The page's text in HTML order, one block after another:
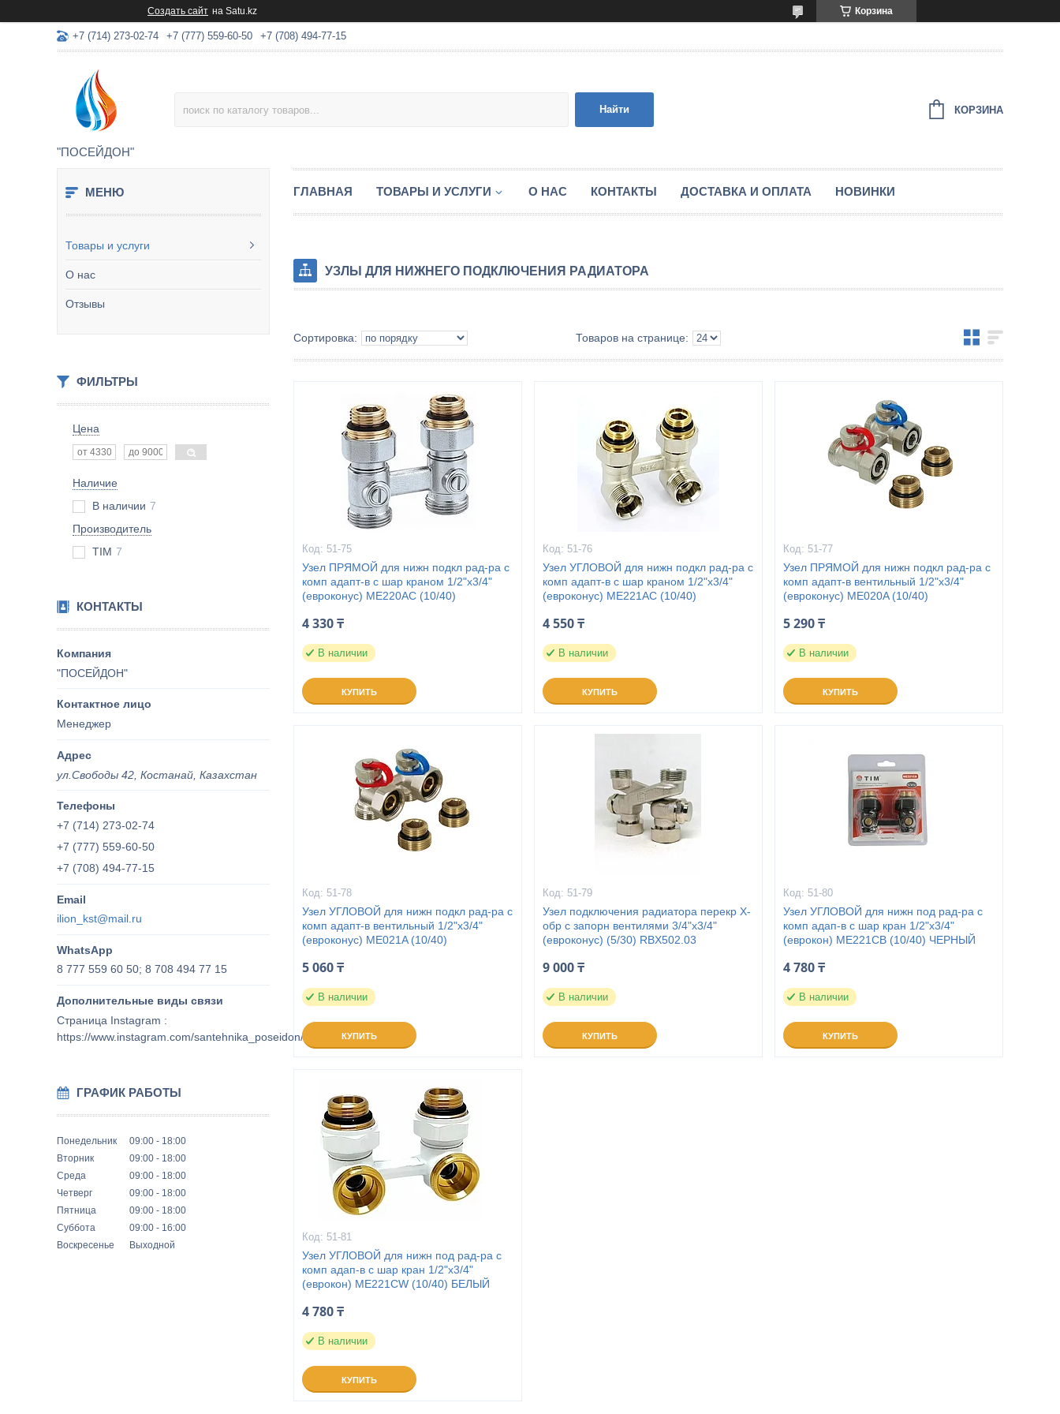
Создать сайт на Satu.kz Корзина
+7 (714) 273-02-74 +7 (777) 559-60-50 +7 (708) 494-77-15
"ПОСЕЙДОН"
Найти КОРЗИНА
Товары и услуги
О нас
Отзывы
ФИЛЬТРЫ
Цена
Наличие
В наличии 7
Производитель
TIM 7
КОНТАКТЫ
"ПОСЕЙДОН"
Менеджер
ул.Свободы 42, Костанай, Казахстан
+7 (714) 273-02-74
+7 (777) 559-60-50
+7 (708) 494-77-15
ilion_kst@mail.ru
8 777 559 60 50; 8 708 494 77 15
Страница Instagram
https://www.instagram.com/santehnika_poseidon/
ГРАФИК РАБОТЫ
Понедельник 09:00
18:00
Вторник
09:00
18:00
Среда
09:00
18:00
Четверг
09:00
18:00
Пятница
09:00
18:00
Суббота
09:00
16:00
Воскресенье
Выходной
ГЛАВНАЯ ТОВАРЫ И УСЛУГИ О НАС КОНТАКТЫ ДОСТАВКА И ОПЛАТА НОВИНКИ
УЗЛЫ ДЛЯ НИЖНЕГО ПОДКЛЮЧЕНИЯ РАДИАТОРА
51-75
Узел ПРЯМОЙ для нижн подкл рад-ра c
комп адапт-в с шар краном 1/2"x3/4"
(евроконус) ME220AC (10/40)
4 330 ₸
В наличии
КУПИТЬ
51-76
Узел УГЛОВОЙ для нижн подкл рад-ра c
комп адапт-в с шар краном 1/2"x3/4"
(евроконус) ME221AC (10/40)
4 550 ₸
В наличии
КУПИТЬ
51-77
Узел ПРЯМОЙ для нижн подкл рад-ра c
комп адапт-в вентильный 1/2"x3/4"
(евроконус) ME020A (10/40)
5 290 ₸
В наличии
КУПИТЬ
51-78
Узел УГЛОВОЙ для нижн подкл рад-ра c
комп адапт-в вентильный 1/2"x3/4"
(евроконус) ME021A (10/40)
5 060 ₸
В наличии
КУПИТЬ
51-79
Узел подключения радиатора перекр Х-
обр с запорн вентилями 3/4"х3/4"
(евроконус) (5/30) RBX502.03
9 000 ₸
В наличии
КУПИТЬ
51-80
Узел УГЛОВОЙ для нижн под рад-ра c
комп адап-в с шар кран 1/2"x3/4"
(еврокон) ME221CB (10/40) ЧЕРНЫЙ
4 780 ₸
В наличии
КУПИТЬ
51-81
Узел УГЛОВОЙ для нижн под рад-ра c
комп адап-в с шар кран 1/2"x3/4"
(еврокон) ME221CW (10/40) БЕЛЫЙ
4 780 ₸
В наличии
КУПИТЬ